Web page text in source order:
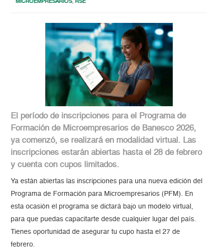
MICROEMPRESARIOS, RSE
El período de inscripciones para el Programa de
Formación de Microempresarios de Banesco 2026,
ya comenzó, se realizará en modalidad virtual. Las
inscripciones estarán abiertas hasta el 28 de febrero
y cuenta con cupos limitados.
Ya están abiertas las inscripciones para una nueva edición del
Programa de Formación para Microempresarios (PFM). En
esta ocasión el programa se dictará bajo un modelo virtual,
para que puedas capacitarte desde cualquier lugar del país.
Tienes oportunidad de asegurar tu cupo hasta el 27 de
febrero.